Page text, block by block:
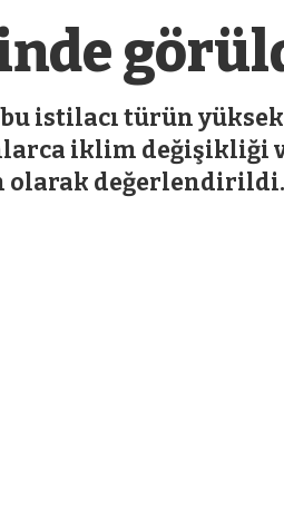
istilacı türün
iklim değişikliği
olarak değerlendirildi.